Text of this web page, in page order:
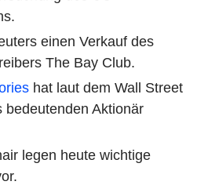
einen Verkauf des
The Bay Club.
hat laut dem Wall Street
bedeutenden Aktionär
legen heute wichtige